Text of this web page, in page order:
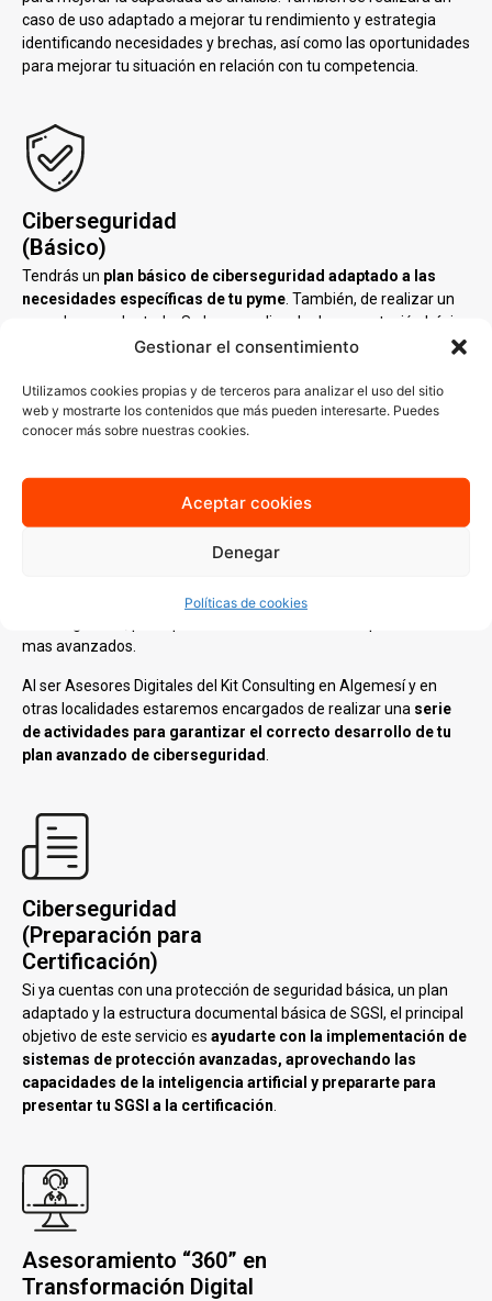
Gestionar el consentimiento
Utilizamos cookies propias y de terceros para analizar el uso del sitio
web y mostrarte los contenidos que más pueden interesarte. Puedes
conocer más sobre nuestras cookies.
Aceptar cookies
Denegar
Políticas de cookies
caso de uso adaptado a mejorar tu rendimiento y estrategia
identificando necesidades y brechas, así como las oportunidades
para mejorar tu situación en relación con tu competencia.
Ciberseguridad
(Básico)
Tendrás un plan básico de ciberseguridad adaptado a las
necesidades específicas de tu pyme . También, de realizar un
caso de uso adaptado. Se busca aplicar la documentación básica
de su Sistema de Gestión de Seguridad de la Información (SGSI)
Ciberseguridad
con una protección de seguridad básica y un plan de
mas avanzados.
Al ser Asesores Digitales del Kit Consulting en Algemesí y en
otras localidades estaremos encargados de realizar una serie
de actividades para garantizar el correcto desarrollo de tu
plan avanzado de ciberseguridad
Ciberseguridad
(Preparación para
Certificación)
Si ya cuentas con una protección de seguridad básica, un plan
adaptado y la estructura documental básica de SGSI, el principal
objetivo de este servicio es ayudarte con la implementación de
sistemas de protección avanzadas, aprovechando las
capacidades de la inteligencia artificial y prepararte para
presentar tu SGSI a la certificación.
Asesoramiento “360” en
Transformación Digital